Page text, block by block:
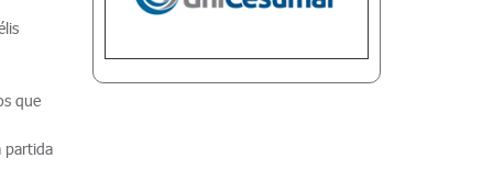
que
partida